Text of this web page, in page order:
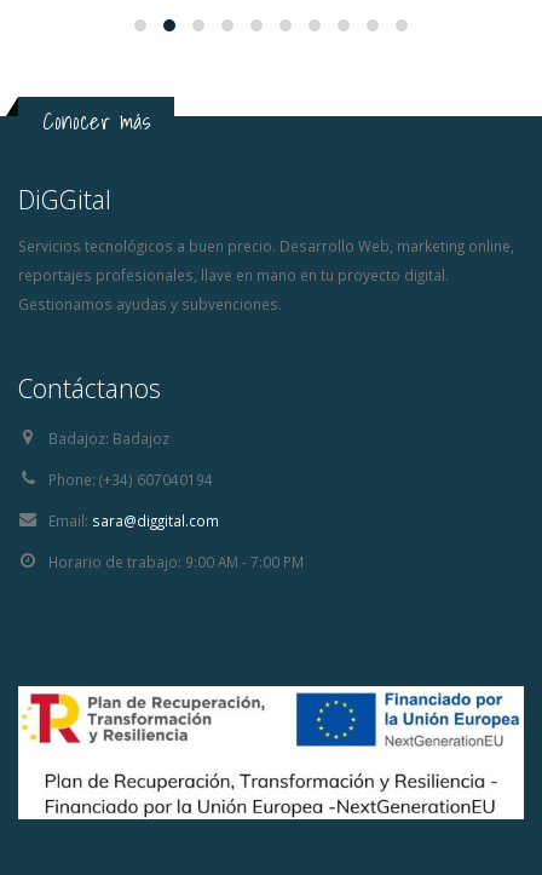
Conocer más
DiGGital
Servicios tecnológicos a buen precio. Desarrollo Web, marketing online,
reportajes profesionales, llave en mano en tu proyecto digital.
Gestionamos ayudas y subvenciones.
Contáctanos
Badajoz: Badajoz
Phone: (+34) 607040194
Email: sara@diggital.com
Horario de trabajo: 9:00 AM - 7:00 PM